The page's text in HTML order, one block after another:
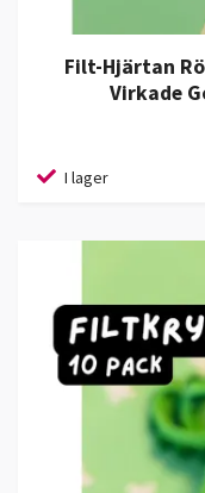
Filt-Hjärtan
Virkade
I lager